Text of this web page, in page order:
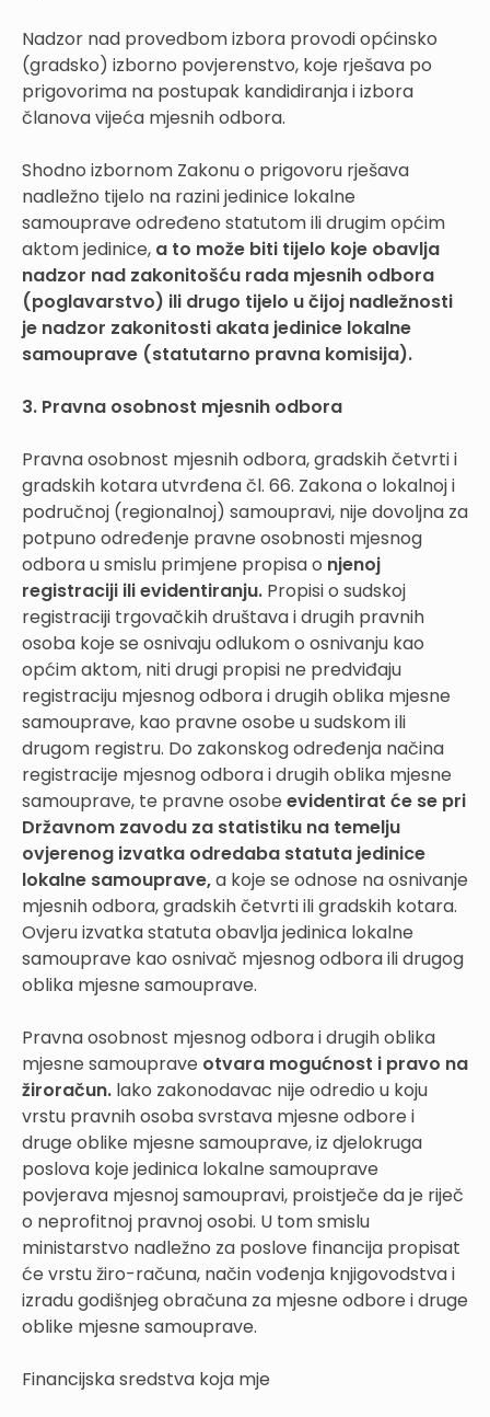
Nadzor nad provedbom izbora provodi općinsko
(gradsko) izborno povjerenstvo, koje rješava po
prigovorima na postupak kandidiranja i izbora
članova vijeća mjesnih odbora.
Shodno izbornom Zakonu o prigovoru rješava
nadležno tijelo na razini jedinice lokalne
samouprave određeno statutom ili drugim općim
aktom jedinice, a to može biti tijelo koje obavlja
nadzor nad zakonitošću rada mjesnih odbora
(poglavarstvo) ili drugo tijelo u čijoj nadležnosti
je nadzor zakonitosti akata jedinice lokalne
samouprave (statutarno pravna komisija).
3. Pravna osobnost mjesnih odbora
Pravna osobnost mjesnih odbora, gradskih četvrti i
gradskih kotara utvrđena čl. 66. Zakona o lokalnoj i
područnoj (regionalnoj) samoupravi, nije dovoljna za
potpuno određenje pravne osobnosti mjesnog
odbora u smislu primjene propisa o njenoj
registraciji ili evidentiranju. Propisi o sudskoj
registraciji trgovačkih društava i drugih pravnih
osoba koje se osnivaju odlukom o osnivanju kao
općim aktom, niti drugi propisi ne predviđaju
registraciju mjesnog odbora i drugih oblika mjesne
samouprave, kao pravne osobe u sudskom ili
drugom registru. Do zakonskog određenja načina
registracije mjesnog odbora i drugih oblika mjesne
samouprave, te pravne osobe evidentirat će se pri
Državnom zavodu za statistiku na temelju
ovjerenog izvatka odredaba statuta jedinice
lokalne samouprave,a koje se odnose na osnivanje
mjesnih odbora, gradskih četvrti ili gradskih kotara.
Ovjeru izvatka statuta obavlja jedinica lokalne
samouprave kao osnivač mjesnog odbora ili drugog
oblika mjesne samouprave.
Pravna osobnost mjesnog odbora i drugih oblika
mjesne samouprave otvara mogućnost i pravo na
žiroračun. lako zakonodavac nije odredio u koju
vrstu pravnih osoba svrstava mjesne odbore i
druge oblike mjesne samouprave, iz djelokruga
poslova koje jedinica lokalne samouprave
povjerava mjesnoj samoupravi, proistječe da je riječ
o neprofitnoj pravnoj osobi. U tom smislu
ministarstvo nadležno za poslove financija propisat
će vrstu žiro-računa, način vođenja knjigovodstva i
izradu godišnjeg obračuna za mjesne odbore i druge
oblike mjesne samouprave.
Financijska sredstva koja mje